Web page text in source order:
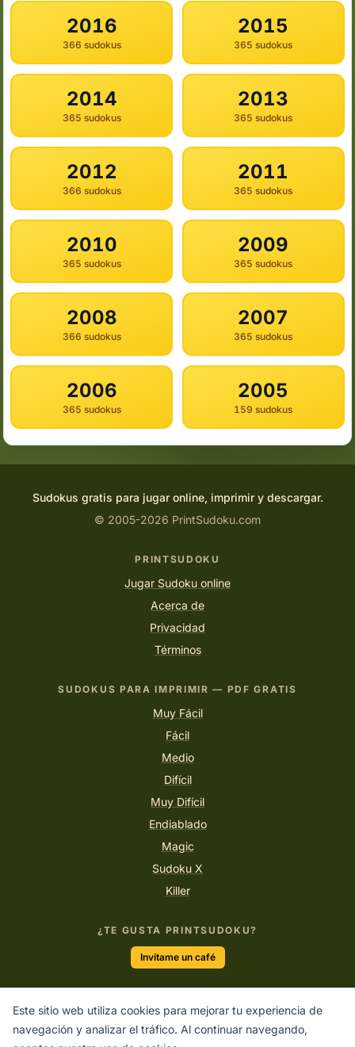
Este sitio web utiliza cookies para mejorar tu experiencia de
navegación y analizar el tráfico. Al continuar navegando,
2016
366 sudokus
2015
365 sudokus
2014
365 sudokus
2013
365 sudokus
2012
366 sudokus
2011
365 sudokus
2010
365 sudokus
2009
365 sudokus
2008
366 sudokus
2007
365 sudokus
2006
365 sudokus
2005
159 sudokus
Sudokus gratis para jugar online, imprimir y descargar.
© 2005-2026 PrintSudoku.com
PRINTSUDOKU
Jugar Sudoku online
Acerca de
Privacidad
Términos
SUDOKUS PARA IMPRIMIR — PDF GRATIS
Muy Fácil
Fácil
Medio
Difícil
Muy Difícil
Endiablado
Magic
Sudoku X
Killer
¿TE GUSTA PRINTSUDOKU?
Invítame un café
“En cada número hay una historia de lógica esperando ser
contada.”